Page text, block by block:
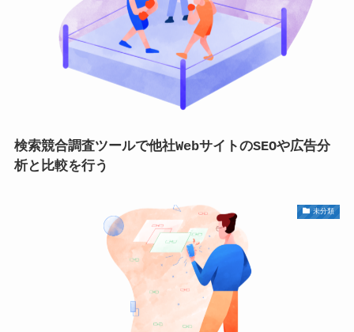
検索競合調査ツールで他社WebサイトのSEOや広告分
析と比較を行う
未分類